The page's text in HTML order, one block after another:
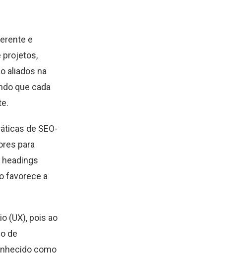
e
projetos,
aliados na
que cada
de SEO-
para
favorece a
(UX), pois ao
de
como